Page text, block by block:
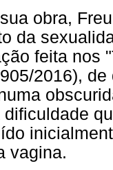
obra,
da
feita nos
2016),
vagina.